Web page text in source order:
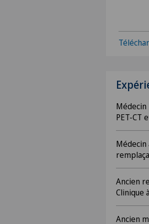
Médecin
PET-CT
Médecin
Ancien
Clinique
Ancien